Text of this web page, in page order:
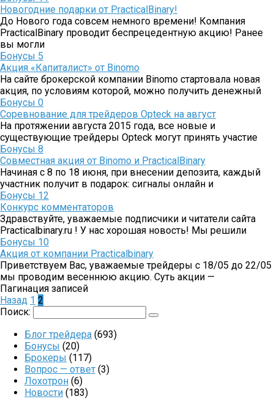
Новогодние подарки от PracticalBinary!
До Нового года совсем немного времени! Компания
PracticalBinary проводит беспрецедентную акцию! Ранее
вы могли
Бонусы 5
Акция «Капиталист» от Binomo
На сайте брокерской компании Binomo стартовала новая
акция, по условиям которой, можно получить денежный
Бонусы 0
Соревнование для трейдеров Opteck на август
На протяжении августа 2015 года, все новые и
существующие трейдеры Opteck могут принять участие
Бонусы 8
Совместная акция от Binomo и PracticalBinary
Начиная с 8 по 18 июня, при внесении депозита, каждый
участник получит в подарок: сигналы онлайн и
Бонусы 12
Конкурс комментаторов
Здравствуйте, уважаемые подписчики и читатели сайта
Practicalbinary.ru ! У нас хорошая новость! Мы решили
Бонусы 10
Акция от компании Practicalbinary
Приветствуем Вас, уважаемые трейдеры с 18/05 до 22/05
мы проводим весеннюю акцию. Суть акции —
Пагинация записей
Назад 1 2
Поиск:
Блог трейдера (693)
Бонусы (20)
Брокеры (117)
Вопрос — ответ (3)
Лохотрон (6)
Новости (183)